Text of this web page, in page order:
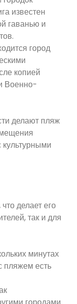
известен
гаванью и
город
копией
Военно-
делают пляж
делает его
так и для
минутах
пляжем есть